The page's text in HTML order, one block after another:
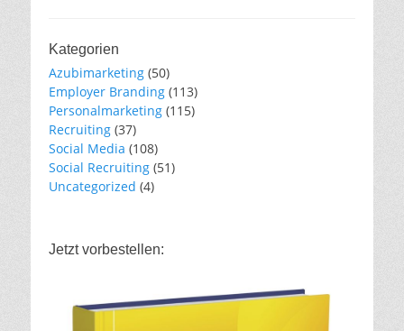
Kategorien
Azubimarketing (50)
Employer Branding (113)
Personalmarketing (115)
Recruiting (37)
Social Media (108)
Social Recruiting (51)
Uncategorized (4)
Jetzt vorbestellen: